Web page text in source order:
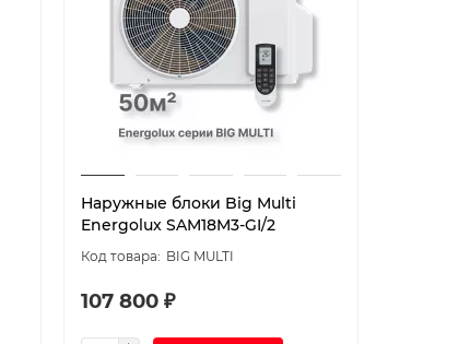
Наружные блоки Big Multi
Energolux SAM18M3-GI/2
BIG MULTI
107 800 ₽